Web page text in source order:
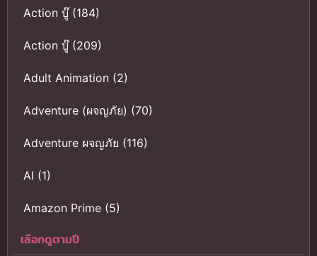
Action บู๊(184)
Action บู๊(209)
Adult Animation (2)
Adventure (ผจญภัย) (70)
Adventure ผจญภัย (116)
AI (1)
Amazon Prime (5)
Anal (ประตูหลัง)
เลือกดูตามปี